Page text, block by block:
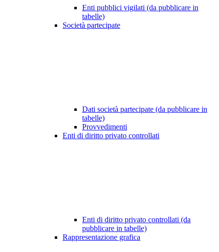
Enti pubblici vigilati (da pubblicare in
tabelle)
Società partecipate
Dati società partecipate (da pubblicare in
tabelle)
Provvedimenti
Enti di diritto privato controllati
Enti di diritto privato controllati (da
pubblicare in tabelle)
Rappresentazione grafica